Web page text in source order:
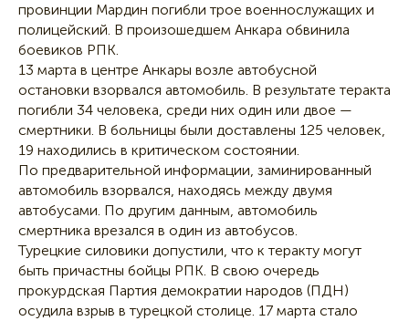
провинции Мардин погибли трое военнослужащих и
полицейский. В произошедшем Анкара обвинила
боевиков РПК.
13 марта в центре Анкары возле автобусной
остановки взорвался автомобиль. В результате теракта
погибли 34 человека, среди них один или двое —
смертники. В больницы были доставлены 125 человек,
19 находились в критическом состоянии.
По предварительной информации, заминированный
автомобиль взорвался, находясь между двумя
автобусами. По другим данным, автомобиль
смертника врезался в один из автобусов.
Турецкие силовики допустили, что к теракту могут
быть причастны бойцы РПК. В свою очередь
прокурдская Партия демократии народов (ПДН)
осудила взрыв в турецкой столице. 17 марта стало